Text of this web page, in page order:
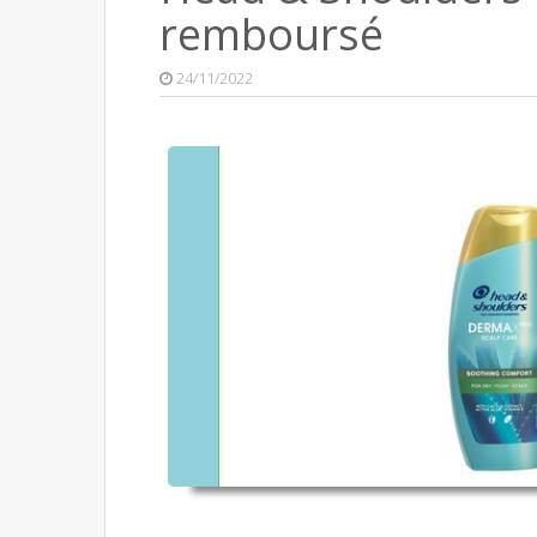
remboursé
24/11/2022